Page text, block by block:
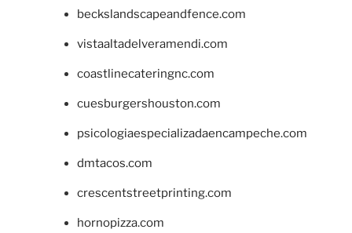
beckslandscapeandfence.com
vistaaltadelveramendi.com
coastlinecateringnc.com
cuesburgershouston.com
psicologiaespecializadaencampeche.com
dmtacos.com
crescentstreetprinting.com
hornopizza.com